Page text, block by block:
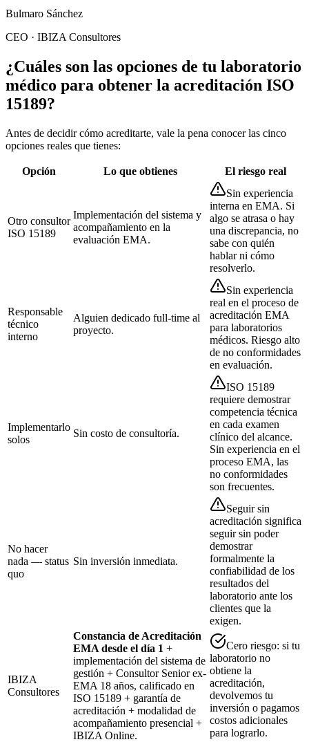
Bulmaro Sánchez
CEO · IBIZA Consultores
¿Cuáles son las opciones de tu laboratorio
médico para obtener la acreditación ISO
15189?
Antes de decidir cómo acreditarte, vale la pena conocer las cinco
opciones reales que tienes:
Opción Lo que obtienes El riesgo real
Otro consultor
ISO 15189
Implementación del sistema y
acompañamiento en la
evaluación EMA.
Sin experiencia
interna en EMA. Si
algo se atrasa o hay
una discrepancia, no
sabe con quién
hablar ni cómo
resolverlo.
Responsable
técnico
interno
Alguien dedicado full-time al
proyecto.
Sin experiencia
real en el proceso de
acreditación EMA
para laboratorios
médicos. Riesgo alto
de no conformidades
en evaluación.
Implementarlo
solos
Sin costo de consultoría.
ISO 15189
requiere demostrar
competencia técnica
en cada examen
clínico del alcance.
Sin experiencia en el
proceso EMA, las
no conformidades
son frecuentes.
No hacer
nada — status
quo
Sin inversión inmediata.
Seguir sin
acreditación significa
seguir sin poder
demostrar
formalmente la
confiabilidad de los
resultados del
laboratorio ante los
clientes que la
exigen.
IBIZA
Consultores
Constancia de Acreditación
EMA desde el día 1 +
implementación del sistema de
gestión + Consultor Senior ex-
EMA 18 años, calificado en
ISO 15189 + garantía de
acreditación + modalidad de
acompañamiento presencial +
IBIZA Online.
Cero riesgo: si tu
laboratorio no
obtiene la
acreditación,
devolvemos tu
inversión o pagamos
costos adicionales
para lograrlo.